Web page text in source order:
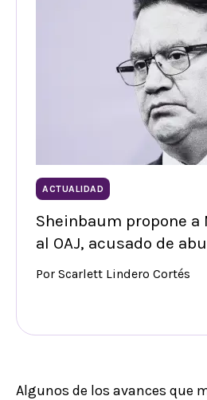
ACTUALIDAD
Sheinbaum propone a
al OAJ, acusado de
Por Scarlett Lindero Cortés
Algunos de los avances que